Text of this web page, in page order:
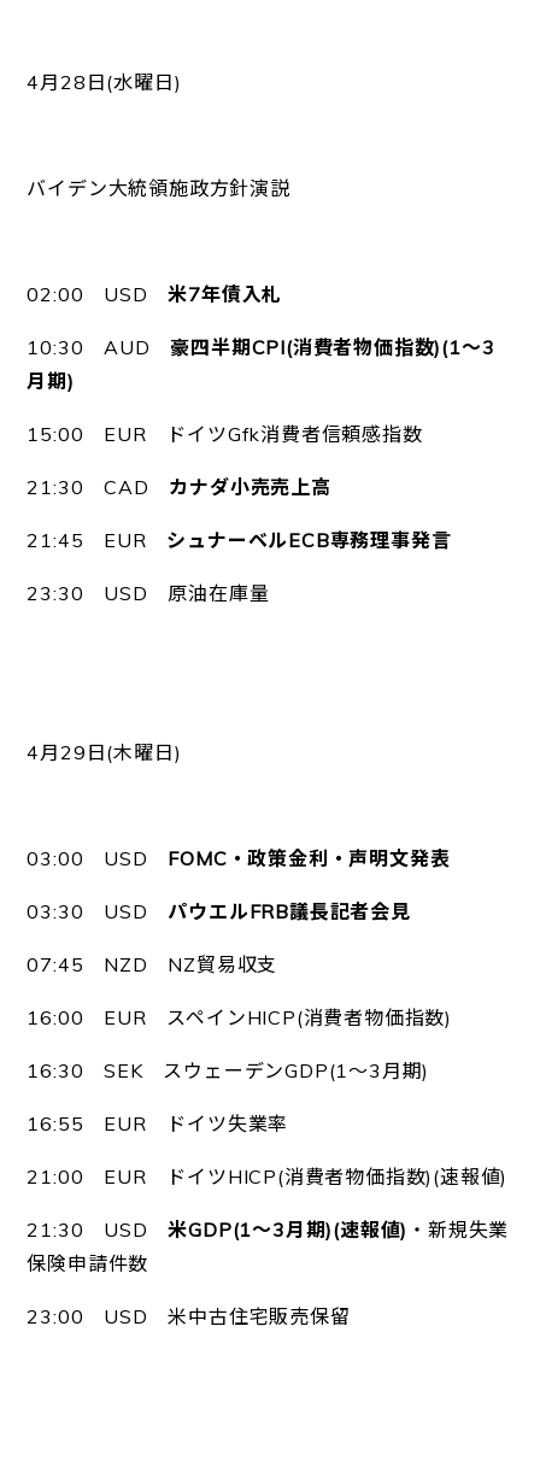
4月28日(水曜日)
バイデン大統領施政方針演説
02:00 USD米7年債入札
10:30 AUD 豪四半期CPI(消費者物価指数)(1～3
月期)
15:00 EUR ドイツGfk消費者信頼感指数
21:30 CAD カナダ小売売上高
21:45 EUR シュナーベルECB専務理事発言
23:30 USD 原油在庫量
4月29日(木曜日)
03:00 USD FOMC・政策金利・声明文発表
03:30 USD パウエルFRB議長記者会見
07:45 NZD NZ貿易収支
16:00 EUR スペインHICP(消費者物価指数)
16:30 SEK スウェーデンGDP(1～3月期)
16:55 EUR ドイツ失業率
21:00 EUR ドイツHICP(消費者物価指数)(速報値)
21:30 USD米GDP(1～3月期)(速報値) ・新規失業
保険申請件数
23:00 USD 米中古住宅販売保留